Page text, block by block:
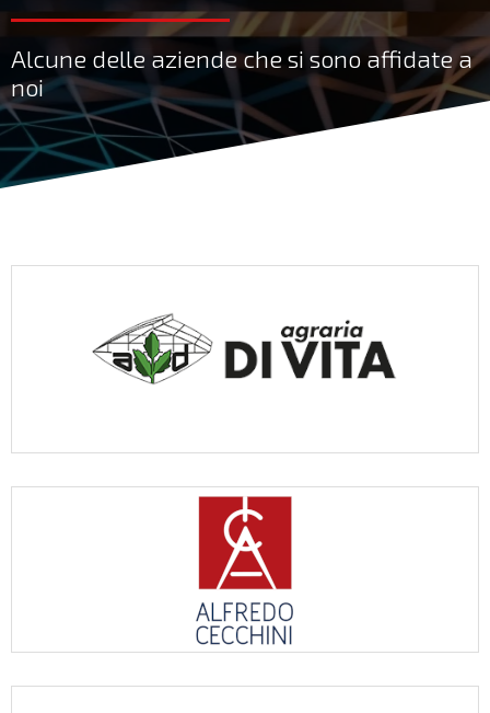
Alcune delle aziende che si sono affidate a
noi